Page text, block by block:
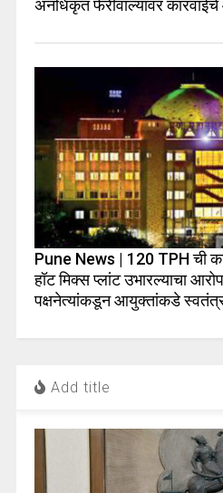
अनधिकृत फेरीवाल्यांवर
Pune News | 120 TPH ची
हॉट मिक्स प्लांट उभारल्याचा
पक्षनेत्यांकडून आयुक्तांकडे स्वतंत्र
Add title